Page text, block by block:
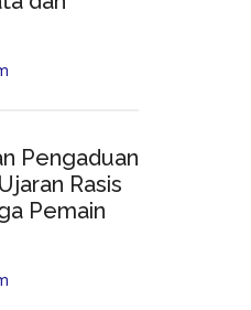
Pengaduan
Rasis
Pemain